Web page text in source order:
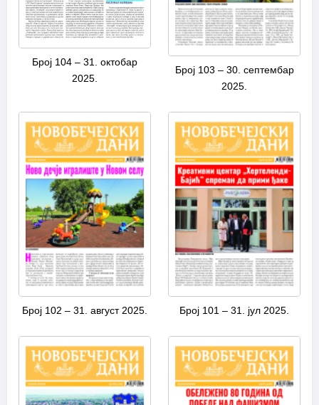
Број 104 – 31. октобар
2025.
Број 103 – 30. септембар
2025.
Број 102 – 31. август 2025. Број 101 – 31. јул 2025.